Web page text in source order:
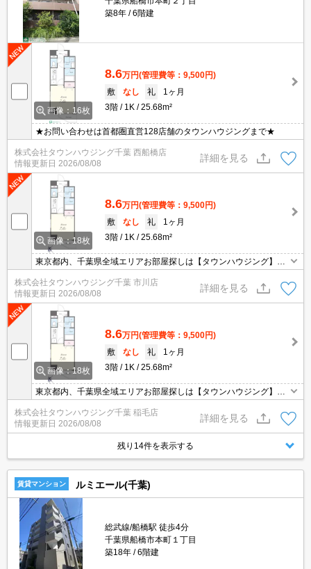
築8年
6階建
画像：16枚
8.6万円(管理費等：9,500円)
敷
なし 礼
1ヶ月
3階
1K 25.68m²
★お問い合わせは首都圏直営128店舗のタウンハウジングまで★
株式会社タウンハウジング千葉 西船橋店
情報更新日 2026/08/08
詳細を見る
画像：18枚
8.6万円(管理費等：9,500円)
敷
なし 礼
1ヶ月
3階
1K 25.68m²
東京都内、千葉県全域エリアお部屋探しは【タウンハウジング】に
お任せください！オンラインでご相談・ご見学・ご契約お手続きも
ご対応可能です。
株式会社タウンハウジング千葉 市川店
情報更新日 2026/08/08
詳細を見る
画像：18枚
8.6万円(管理費等：9,500円)
敷
なし 礼
1ヶ月
3階
1K 25.68m²
東京都内、千葉県全域エリアお部屋探しは【タウンハウジング】に
お任せください！オンラインでご相談・ご見学・ご契約お手続きも
ご対応可能です。
株式会社タウンハウジング千葉 稲毛店
情報更新日 2026/08/08
詳細を見る
残り14件を表示する
賃貸マンション ルミエール(千葉)
総武線/船橋駅 徒歩4分
千葉県船橋市本町１丁目
築18年
6階建